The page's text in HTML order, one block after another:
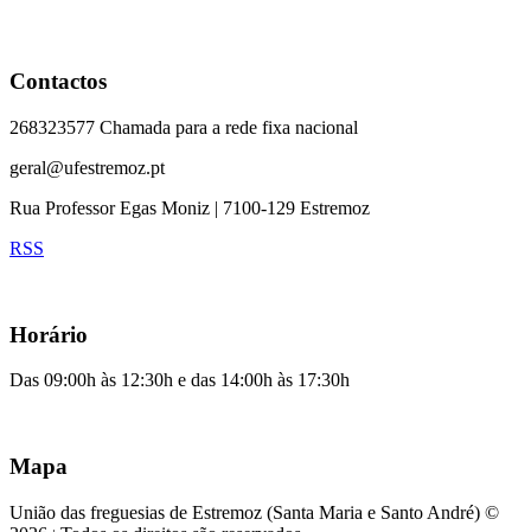
Contactos
268323577 Chamada para a rede fixa nacional
geral@ufestremoz.pt
Rua Professor Egas Moniz | 7100-129 Estremoz
RSS
Horário
Das 09:00h às 12:30h e das 14:00h às 17:30h
Mapa
União das freguesias de Estremoz (Santa Maria e Santo André) ©